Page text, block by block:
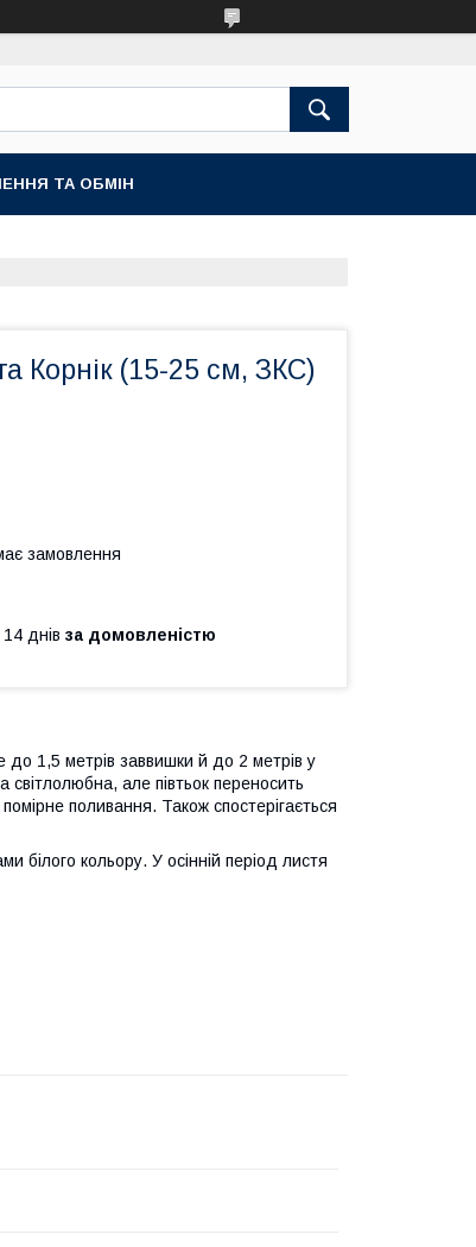
ТА ОБМІН
Корнік (15-25 см, ЗКС)
замовлення
днів за домовленістю
1,5 метрів заввишки й до 2 метрів у
але півтьок переносить
поливання. Також спостерігається
білого кольору. У осінній період листя